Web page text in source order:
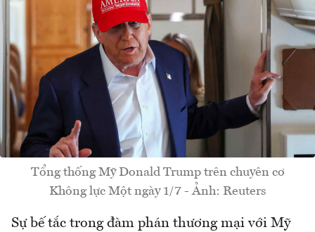
Tổng thống Mỹ Donald Trump trên chuyên cơ
Không lực Một ngày 1/7 - Ảnh: Reuters
Sự bế tắc trong đàm phán thương mại với Mỹ